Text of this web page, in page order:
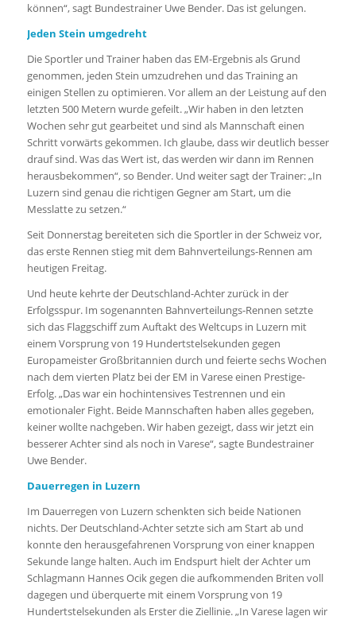
können“, sagt Bundestrainer Uwe Bender. Das ist gelungen.
Jeden Stein umgedreht
Die Sportler und Trainer haben das EM-Ergebnis als Grund
genommen, jeden Stein umzudrehen und das Training an
einigen Stellen zu optimieren. Vor allem an der Leistung auf den
letzten 500 Metern wurde gefeilt. „Wir haben in den letzten
Wochen sehr gut gearbeitet und sind als Mannschaft einen
Schritt vorwärts gekommen. Ich glaube, dass wir deutlich besser
drauf sind. Was das Wert ist, das werden wir dann im Rennen
herausbekommen“, so Bender. Und weiter sagt der Trainer: „In
Luzern sind genau die richtigen Gegner am Start, um die
Messlatte zu setzen.“
Seit Donnerstag bereiteten sich die Sportler in der Schweiz vor,
das erste Rennen stieg mit dem Bahnverteilungs-Rennen am
heutigen Freitag.
Und heute kehrte der Deutschland-Achter zurück in der
Erfolgsspur. Im sogenannten Bahnverteilungs-Rennen setzte
sich das Flaggschiff zum Auftakt des Weltcups in Luzern mit
einem Vorsprung von 19 Hundertstelsekunden gegen
Europameister Großbritannien durch und feierte sechs Wochen
nach dem vierten Platz bei der EM in Varese einen Prestige-
Erfolg. „Das war ein hochintensives Testrennen und ein
emotionaler Fight. Beide Mannschaften haben alles gegeben,
keiner wollte nachgeben. Wir haben gezeigt, dass wir jetzt ein
besserer Achter sind als noch in Varese“, sagte Bundestrainer
Uwe Bender.
Dauerregen in Luzern
Im Dauerregen von Luzern schenkten sich beide Nationen
nichts. Der Deutschland-Achter setzte sich am Start ab und
konnte den herausgefahrenen Vorsprung von einer knappen
Sekunde lange halten. Auch im Endspurt hielt der Achter um
Schlagmann Hannes Ocik gegen die aufkommenden Briten voll
dagegen und überquerte mit einem Vorsprung von 19
Hundertstelsekunden als Erster die Ziellinie. „In Varese lagen wir